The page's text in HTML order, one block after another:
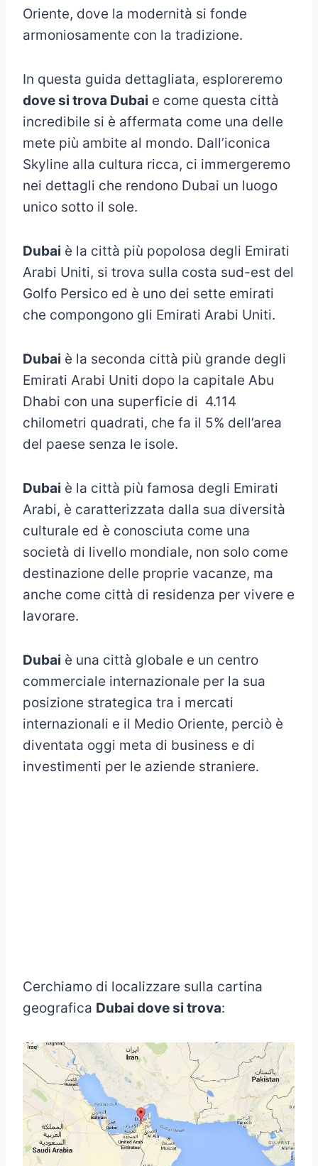
Oriente, dove la modernità si fonde
armoniosamente con la tradizione.
In questa guida dettagliata, esploreremo
dove si trova Dubai e come questa città
incredibile si è affermata come una delle
mete più ambite al mondo. Dall’iconica
Skyline alla cultura ricca, ci immergeremo
nei dettagli che rendono Dubai un luogo
unico sotto il sole.
Dubai è la città più popolosa degli Emirati
Arabi Uniti, si trova sulla costa sud-est del
Golfo Persico ed è uno dei sette emirati
che compongono gli Emirati Arabi Uniti.
Dubai è la seconda città più grande degli
Emirati Arabi Uniti dopo la capitale Abu
Dhabi con una superficie di 4.114
chilometri quadrati, che fa il 5% dell’area
del paese senza le isole.
Dubai è la città più famosa degli Emirati
Arabi, è caratterizzata dalla sua diversità
culturale ed è conosciuta come una
società di livello mondiale, non solo come
destinazione delle proprie vacanze, ma
anche come città di residenza per vivere e
lavorare.
Dubai è una città globale e un centro
commerciale internazionale per la sua
posizione strategica tra i mercati
internazionali e il Medio Oriente, perciò è
diventata oggi meta di business e di
investimenti per le aziende straniere.
Cerchiamo di localizzare sulla cartina
geografica Dubai dove si trova: